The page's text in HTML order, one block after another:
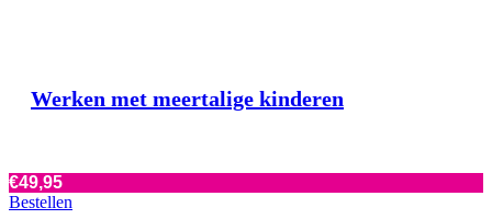
Werken met meertalige kinderen
€49,95
Bestellen